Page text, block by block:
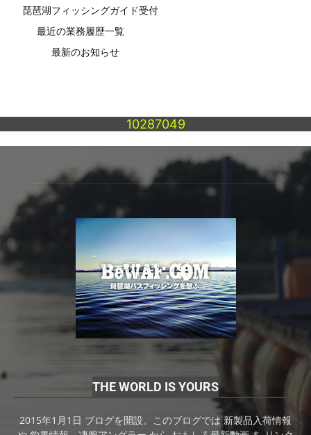
琵琶湖フィッシングガイド受付
最近の業務履歴一覧
最新のお知らせ
10287049
THE WORLD IS YOURS
2015年1月1日 ブログを開設。このブログでは 新製品入荷情報